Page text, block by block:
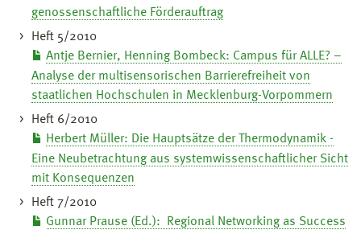
genossenschaftliche Förderauftrag
Heft 5/2010
Antje Bernier, Henning Bombeck: Campus für ALLE? –
Analyse der multisensorischen Barrierefreiheit von
staatlichen Hochschulen in Mecklenburg-Vorpommern
Heft 6/2010
Herbert Müller: Die Hauptsätze der Thermodynamik -
Eine Neubetrachtung aus systemwissenschaftlicher Sicht
mit Konsequenzen
Heft 7/2010
Gunnar Prause (Ed.): Regional Networking as Success